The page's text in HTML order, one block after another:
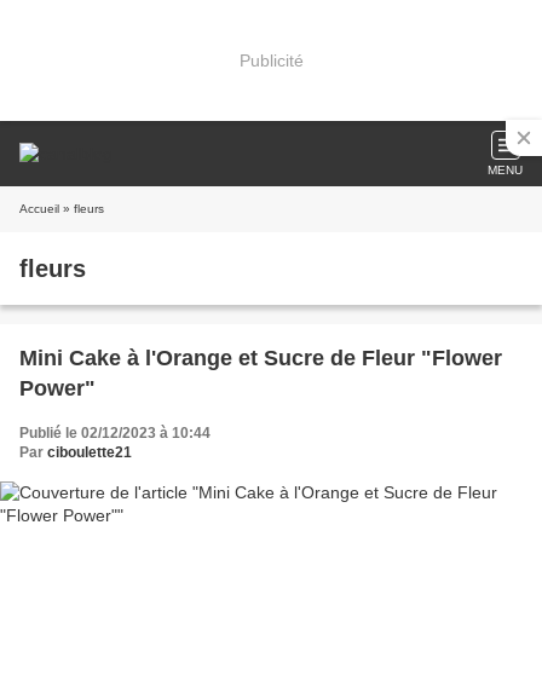
Publicité
MENU
Accueil » fleurs
fleurs
Mini Cake à l'Orange et Sucre de Fleur "Flower
Power"
Publié le 02/12/2023 à 10:44
Par ciboulette21